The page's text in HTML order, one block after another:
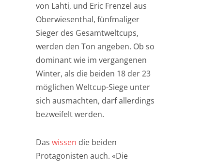
von Lahti, und Eric Frenzel aus
Oberwiesenthal, fünfmaliger
Sieger des Gesamtweltcups,
werden den Ton angeben. Ob so
dominant wie im vergangenen
Winter, als die beiden 18 der 23
möglichen Weltcup-Siege unter
sich ausmachten, darf allerdings
bezweifelt werden.
Das wissen die beiden
Protagonisten auch. «Die